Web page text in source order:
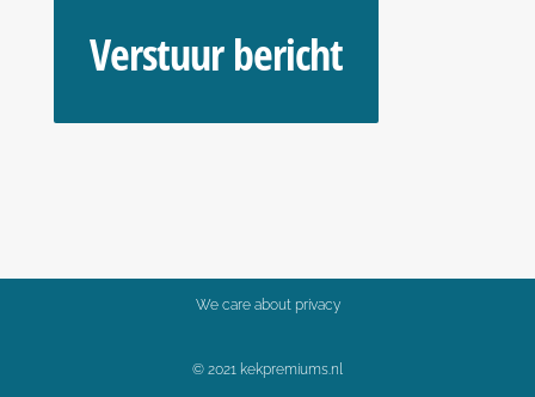
We care about privacy
© 2021 kekpremiums.nl